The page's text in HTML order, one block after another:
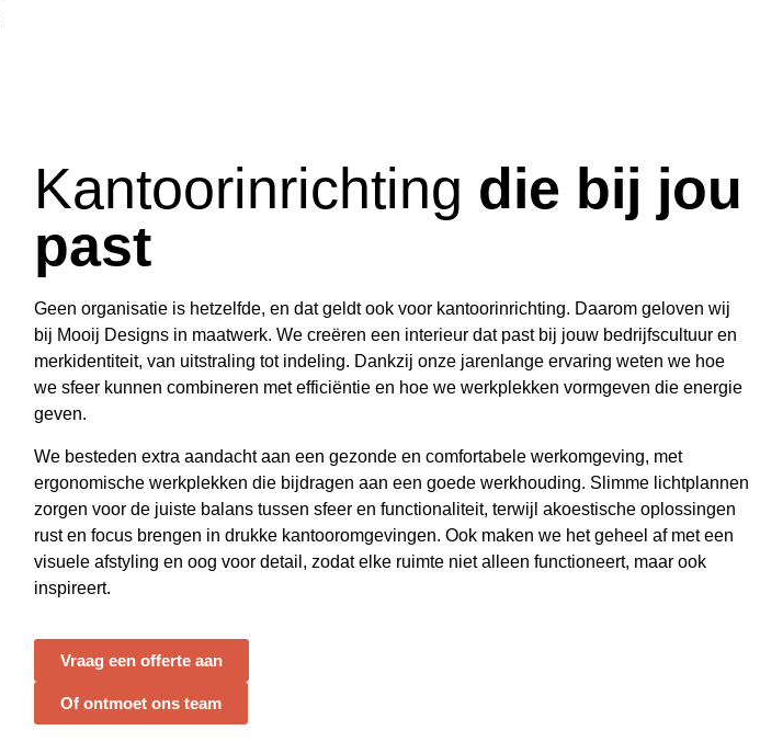
Kantoorinrichting die bij jou
past
Geen organisatie is hetzelfde, en dat geldt ook voor kantoorinrichting. Daarom geloven wij
bij Mooij Designs in maatwerk. We creëren een interieur dat past bij jouw bedrijfscultuur en
merkidentiteit, van uitstraling tot indeling. Dankzij onze jarenlange ervaring weten we hoe
we sfeer kunnen combineren met efficiëntie en hoe we werkplekken vormgeven die energie
geven.
We besteden extra aandacht aan een gezonde en comfortabele werkomgeving, met
ergonomische werkplekken die bijdragen aan een goede werkhouding. Slimme lichtplannen
zorgen voor de juiste balans tussen sfeer en functionaliteit, terwijl akoestische oplossingen
rust en focus brengen in drukke kantooromgevingen. Ook maken we het geheel af met een
visuele afstyling en oog voor detail, zodat elke ruimte niet alleen functioneert, maar ook
inspireert.
Vraag een offerte aan
Of ontmoet ons team